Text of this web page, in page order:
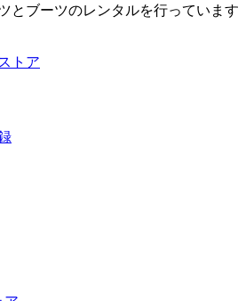
とブーツのレンタルを行っています
トア